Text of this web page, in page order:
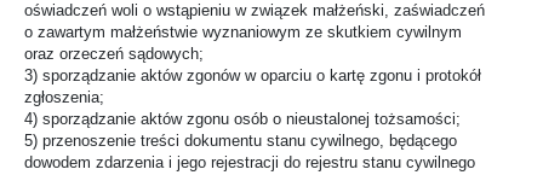
oświadczeń woli o wstąpieniu w związek małżeński, zaświadczeń
o zawartym małżeństwie wyznaniowym ze skutkiem cywilnym
oraz orzeczeń sądowych;
3) sporządzanie aktów zgonów w oparciu o kartę zgonu i protokół
zgłoszenia;
4) sporządzanie aktów zgonu osób o nieustalonej tożsamości;
5) przenoszenie treści dokumentu stanu cywilnego, będącego
dowodem zdarzenia i jego rejestracji do rejestru stanu cywilnego